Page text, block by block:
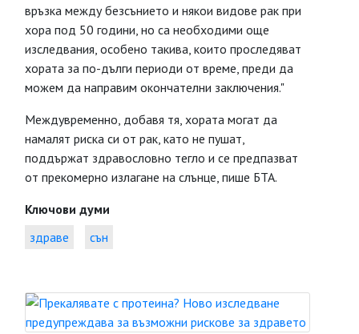
връзка между безсънието и някои видове рак при
хора под 50 години, но са необходими още
изследвания, особено такива, които проследяват
хората за по-дълги периоди от време, преди да
можем да направим окончателни заключения."
Междувременно, добавя тя, хората могат да
намалят риска си от рак, като не пушат,
поддържат здравословно тегло и се предпазват
от прекомерно излагане на слънце, пише БТА.
Ключови думи
здраве
сън